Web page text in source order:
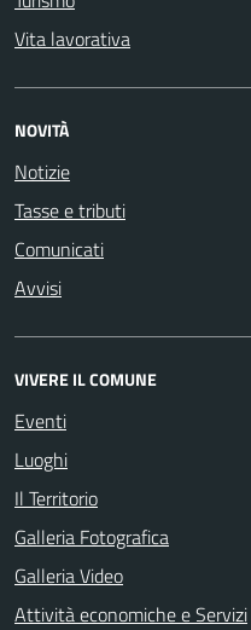
Vita lavorativa
NOVITÀ
Notizie
Tasse e tributi
Comunicati
Avvisi
VIVERE IL COMUNE
Eventi
Luoghi
Il Territorio
Galleria Fotografica
Galleria Video
Attività economiche e Servizi